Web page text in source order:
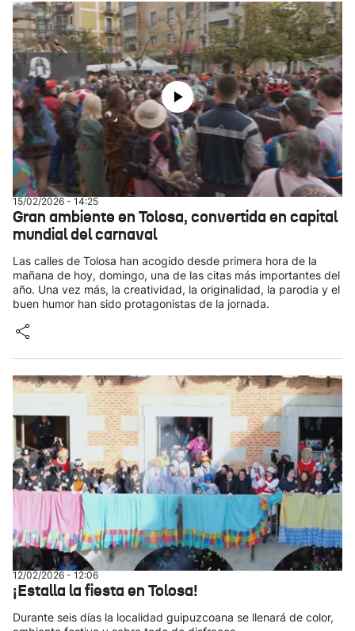
15/02/2026 - 14:25
Gran ambiente en Tolosa, convertida en capital
mundial del carnaval
Las calles de Tolosa han acogido desde primera hora de la
mañana de hoy, domingo, una de las citas más importantes del
año. Una vez más, la creatividad, la originalidad, la parodia y el
buen humor han sido protagonistas de la jornada.
12/02/2026 - 12:06
¡Estalla la fiesta en Tolosa!
Durante seis días la localidad guipuzcoana se llenará de color,